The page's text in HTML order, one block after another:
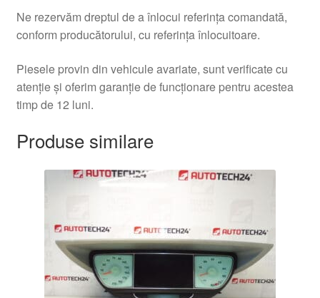
Ne rezervăm dreptul de a înlocui referința comandată,
conform producătorului, cu referința înlocuitoare.
Piesele provin din vehicule avariate, sunt verificate cu
atenție și oferim garanție de funcționare pentru acestea
timp de 12 luni.
Produse similare